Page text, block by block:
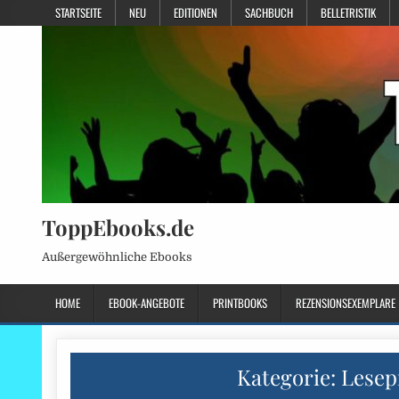
STARTSEITE NEU EDITIONEN SACHBUCH BELLETRISTIK
ToppEbooks.de
Außergewöhnliche Ebooks
HOME EBOOK-ANGEBOTE PRINTBOOKS REZENSIONSEXEMPLARE
Kategorie: